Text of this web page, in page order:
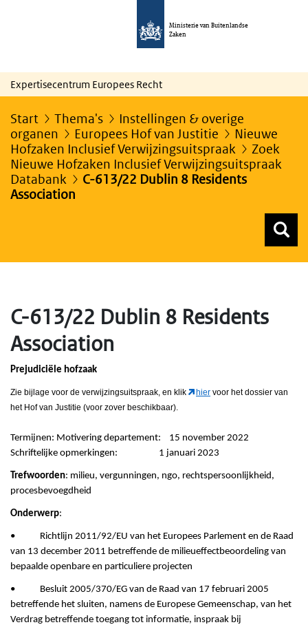
Ministerie van Buitenlandse
Zaken
Expertisecentrum Europees Recht
Start Thema's
Instellingen & overige
organen
Europees Hof van Justitie
Nieuwe
Hofzaken Inclusief Verwijzingsuitspraak
Zoek
Nieuwe Hofzaken Inclusief Verwijzingsuitspraak
Databank
C-613/22 Dublin 8 Residents
Association
C-613/22 Dublin 8 Residents
Association
Prejudiciële hofzaak
Zie bijlage voor de verwijzingsuitspraak, en klik hier voor het dossier van
het Hof van Justitie (voor zover beschikbaar).
Termijnen: Motivering departement: 15 november 2022
Schriftelijke opmerkingen: 1 januari 2023
Trefwoorden: milieu, vergunningen, ngo, rechtspersoonlijkheid,
procesbevoegdheid
Onderwerp:
• Richtlijn 2011/92/EU van het Europees Parlement en de Raad
van 13 december 2011 betreffende de milieueffectbeoordeling van
bepaalde openbare en particuliere projecten
• Besluit 2005/370/EG van de Raad van 17 februari 2005
betreffende het sluiten, namens de Europese Gemeenschap, van het
Verdrag betreffende toegang tot informatie, inspraak bij